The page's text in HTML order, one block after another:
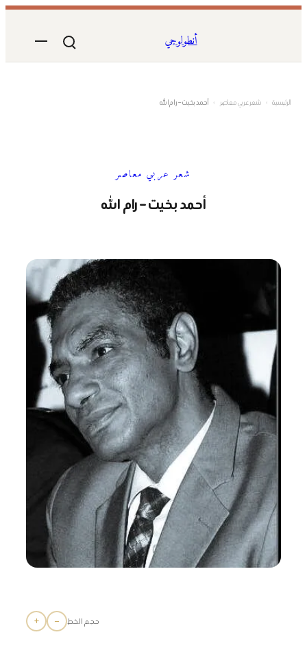
المحتوى
أنطولوجي
الرئيسية › شعر عربي معاصر › أحمد بخيت – رام الله
شعر عربي معاصر
أحمد بخيت – رام الله
حجم الخط −
+